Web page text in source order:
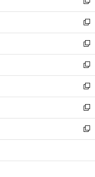
ウ
で
開
く
ィ
ン
ド
ウ
で
開
く
い
ウ
ィ
ン
ド
ウ
で
開
く
新
し
い
ウ
ィ
ン
ド
ウ
で
開
く
新
し
い
ウ
ィ
ン
ド
ウ
で
開
く
新
し
い
ウ
ィ
ン
ド
ウ
で
開
新
し
い
ウ
ィ
ン
ド
ウ
開
新
し
い
ウ
ィ
ン
ウ
新
し
い
ウ
ン
新
し
ウ